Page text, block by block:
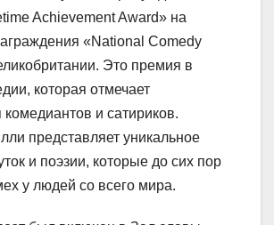
Achievement Award» на
«National Comedy
Это премия в
которая отмечает
и сатириков.
представляет уникальное
и поэзии, которые до сих пор
у людей со всего мира.